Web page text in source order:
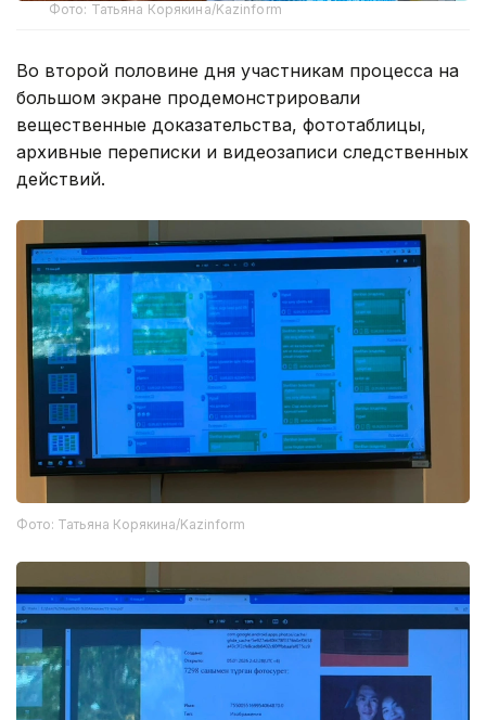
Фото: Татьяна Корякина/Kazinform
Во второй половине дня участникам процесса на
большом экране продемонстрировали
вещественные доказательства, фототаблицы,
архивные переписки и видеозаписи следственных
действий.
Фото: Татьяна Корякина/Kazinform